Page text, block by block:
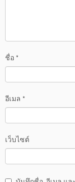
ชื่อ *
อีเมล *
เว็บไซต์